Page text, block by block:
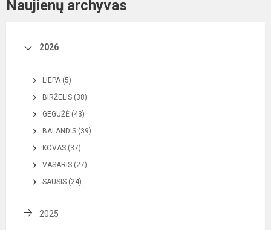
Naujienų archyvas
2026
LIEPA (5)
BIRŽELIS (38)
GEGUŽĖ (43)
BALANDIS (39)
KOVAS (37)
VASARIS (27)
SAUSIS (24)
2025